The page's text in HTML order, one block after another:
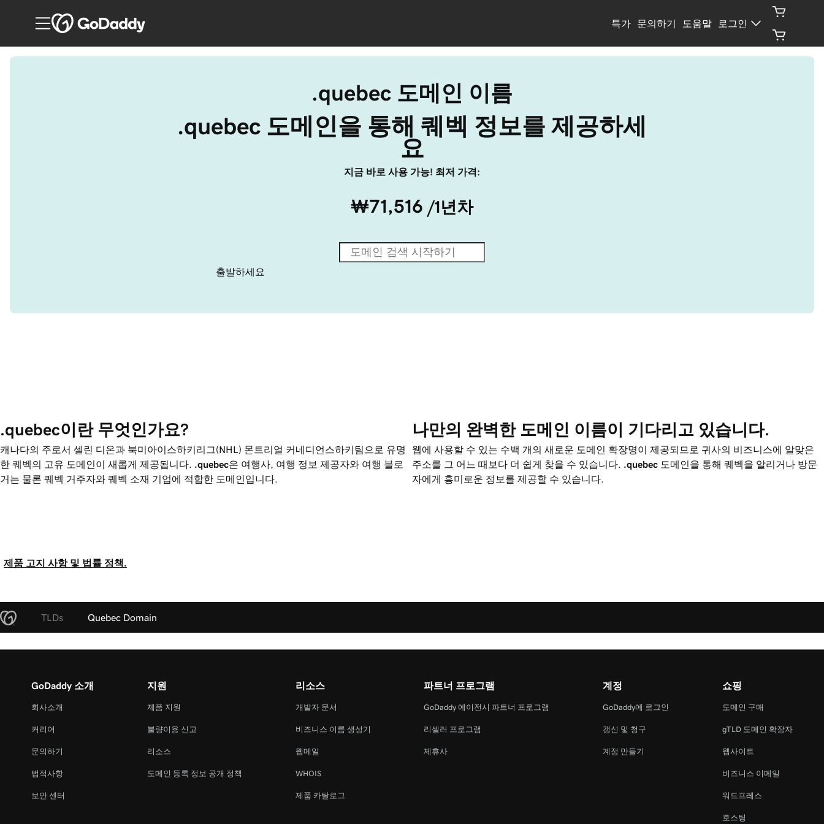
특가 문의하기 도움말 로그인
.quebec 도메인 이름
.quebec 도메인을 통해 퀘벡 정보를 제공하세
요
지금 바로 사용 가능! 최저 가격:
₩71,516 /1년차
출발하세요
.quebec이란 무엇인가요?
캐나다의 주로서 셀린 디온과 북미아이스하키리그(NHL) 몬트리얼 커네디언스하키팀으로 유명
한 퀘벡의 고유 도메인이 새롭게 제공됩니다. .quebec은 여행사, 여행 정보 제공자와 여행 블로
거는 물론 퀘벡 거주자와 퀘벡 소재 기업에 적합한 도메인입니다.
나만의 완벽한 도메인 이름이 기다리고 있습니다.
웹에 사용할 수 있는 수백 개의 새로운 도메인 확장명이 제공되므로 귀사의 비즈니스에 알맞은
주소를 그 어느 때보다 더 쉽게 찾을 수 있습니다. .quebec 도메인을 통해 퀘벡을 알리거나 방문
자에게 흥미로운 정보를 제공할 수 있습니다.
제품 고지 사항 및 법률 정책.
TLDs Quebec Domain
GoDaddy 소개
회사소개
커리어
문의하기
법적사항
보안 센터
지원
제품 지원
불량이용 신고
리소스
도메인 등록 정보 공개 정책
리소스
개발자 문서
비즈니스 이름 생성기
웹메일
WHOIS
제품 카탈로그
파트너 프로그램
GoDaddy 에이전시 파트너 프로그램
리셀러 프로그램
제휴사
계정
GoDaddy에 로그인
갱신 및 청구
계정 만들기
쇼핑
도메인 구매
gTLD 도메인 확장자
웹사이트
비즈니스 이메일
워드프레스
호스팅